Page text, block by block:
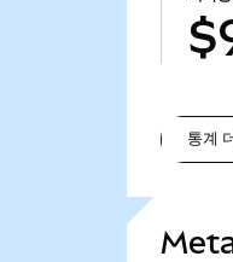
통계